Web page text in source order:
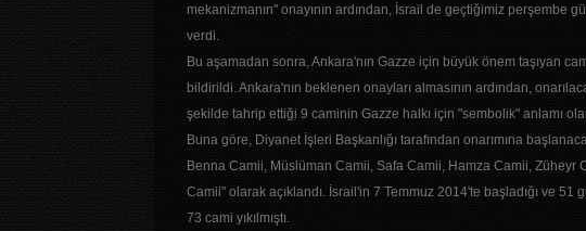
mekanizmanın" onayının ardından, İsrail de geçtiğimiz perşembe
verdi.
Bu aşamadan sonra, Ankara'nın Gazze için büyük önem taşıyan
bildirildi. Ankara'nın beklenen onayları almasının ardından,
şekilde tahrip ettiği 9 caminin Gazze halkı için "sembolik" anlamı
Buna göre, Diyanet İşleri Başkanlığı tarafından onarımına
Benna Camii, Müslüman Camii, Safa Camii, Hamza Camii, Züheyr
Camii" olarak açıklandı. İsrail'in 7 Temmuz 2014'te başladığı ve 51
73 cami yıkılmıştı.